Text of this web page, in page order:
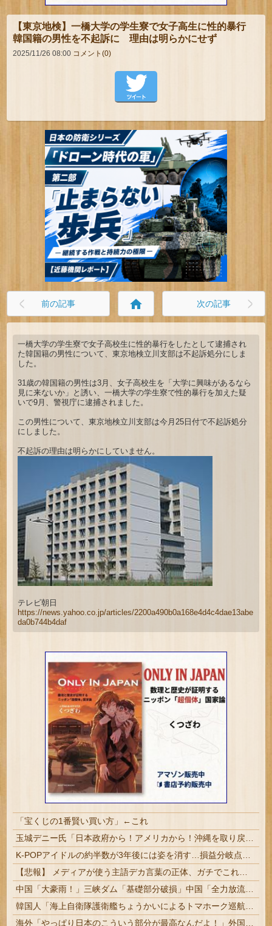
【東京地検】一橋大学の学生寮で女子高生に性的暴行
韓国籍の男性を不起訴に 理由は明らかにせず
2025/11/26 08:00 コメント(0)
前の記事 home 次の記事
一橋大学の学生寮で女子高校生に性的暴行をしたとして逮捕され
た韓国籍の男性について、東京地検立川支部は不起訴処分にしま
した。
31歳の韓国籍の男性は3月、女子高校生を「大学に興味があるなら
見に来ないか」と誘い、一橋大学の学生寮で性的暴行を加えた疑
いで9月、警視庁に逮捕されました。
この男性について、東京地検立川支部は今月25日付で不起訴処分
にしました。
不起訴の理由は明らかにしていません。
テレビ朝日
https://news.yahoo.co.jp/articles/2200a490b0a168e4d4c4dae13abe
da0b744b4daf
「宝くじの1番賢い買い方」←これ